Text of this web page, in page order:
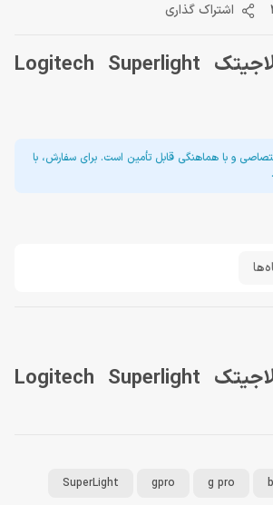
اشتراک گذاری
خرید ماوس لاجیتک Logitech Superlight
و با هماهنگی قابل تأمین است. برای سفارش، با
خرید ماوس لاجیتک Logitech Superlight
g pro
gpro
SuperLight